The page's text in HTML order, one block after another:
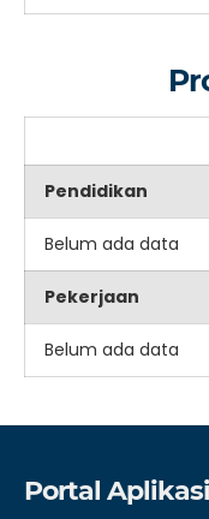
Pendidikan
Belum ada data
Pekerjaan
Belum ada data
Portal